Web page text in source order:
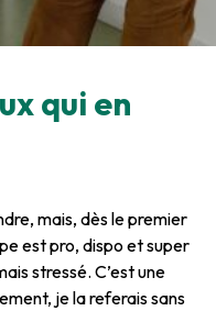
qui en
mais, dès le premier
est pro, dispo et super
stressé. C’est une
je la referais sans